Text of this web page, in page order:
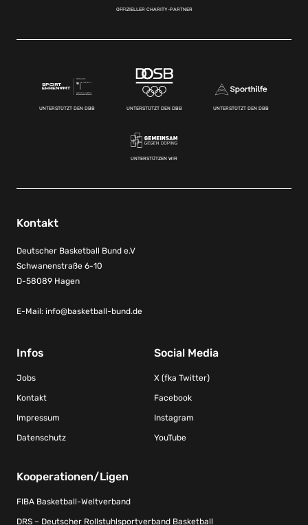
OFFIZIELLER CHARITY-PARTNER
UNTERSTÜTZT DEN DBB UNTERSTÜTZT DEN DBB UNTERSTÜTZT DEN DBB
UNTERSTÜTZEN WIR
Kontakt
Deutscher Basketball Bund e.V
Schwanenstraße 6-10
D-58089 Hagen
E-Mail: info@basketball-bund.de
Infos
Jobs
Kontakt
Impressum
Datenschutz
Social Media
X (fka Twitter)
Facebook
Instagram
YouTube
Kooperationen/Ligen
FIBA Basketball-Weltverband
DRS – Deutscher Rollstuhlsportverband Basketball